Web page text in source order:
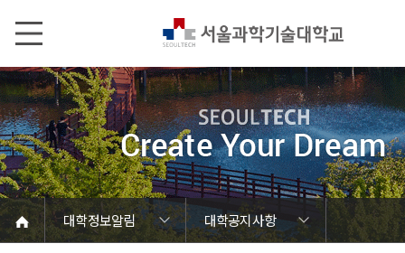
대학정보알림
대학공지사항
대학정보알림
정보공개
정보서비스안내
온라인민원센터
청렴행정
갑질신고센터
유실물 센터
SEOULTECH광장
대학공지사항
학사공지
장학공지
대학원공지
취업공지
대학입찰
채용정보
공모/외부행사
등록금심의위원회
코로나바이러스19 대응안내
재정위원회